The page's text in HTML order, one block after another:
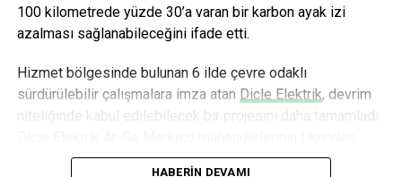
ANAHTAR KELIMELER:
“OKYANUS YEŞILI”
AKZONOBEL GRUBU
MARSHALL YENI YILIN RENGI
SONRAKI
Petrol Ofisi maxima Merkezleri şimdi sizi “10 Özel
Hizmet” ile daha ileriye taşıyor
100 kilometrede yüzde 30’a varan bir karbon ayak izi
azalması sağlanabileceğini ifade etti.
Hizmet bölgesinde bulunan 6 ilde çevre odaklı
sürdürülebilir çalışmalara imza atan Dicle Elektrik, devrim
niteliğinde kabul edilebilecek bir projesini daha tamamladı.
doğan ve 18 aylık titiz bir çalışmanın ardından hayata
HABERIN DEVAMI